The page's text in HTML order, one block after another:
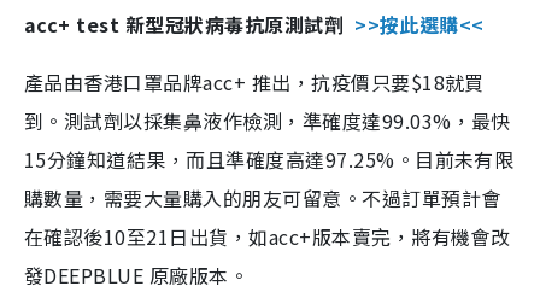
acc+ test 新型冠狀病毒抗原測試劑 >>按此選購<<
產品由香港口罩品牌acc+ 推出，抗疫價只要$18就買
到。測試劑以採集鼻液作檢測，準確度達99.03%，最快
15分鐘知道結果，而且準確度高達97.25%。目前未有限
購數量，需要大量購入的朋友可留意。不過訂單預計會
在確認後10至21日出貨，如acc+版本賣完，將有機會改
發DEEPBLUE 原廠版本。